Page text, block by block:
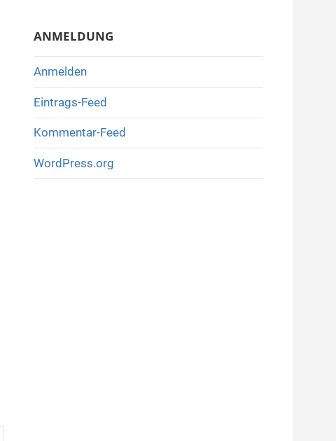
ANMELDUNG
Anmelden
Eintrags-Feed
Kommentar-Feed
WordPress.org